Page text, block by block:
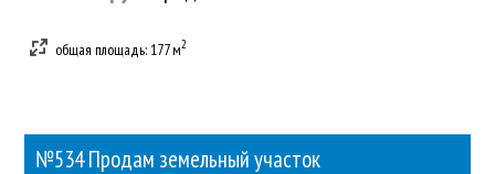
общая площадь: 177 м2
№534 Продам земельный участок